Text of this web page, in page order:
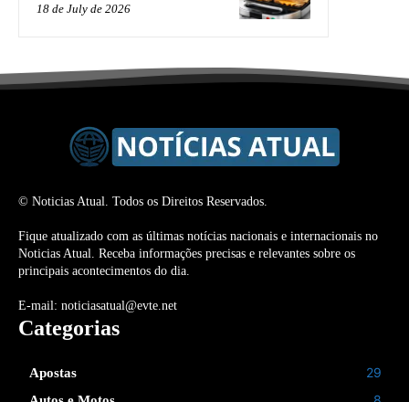
18 de July de 2026
© Noticias Atual. Todos os Direitos Reservados.
Fique atualizado com as últimas notícias nacionais e internacionais no
Noticias Atual. Receba informações precisas e relevantes sobre os
principais acontecimentos do dia.
E-mail: noticiasatual@evte.net
Categorias
Apostas 29